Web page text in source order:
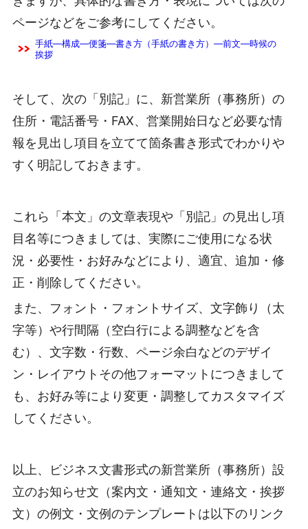
ページなどをご参考にしてください。
手紙―構成―便箋―書き方（手紙の書き方）―前文―時候の
挨拶
そして、次の「別記」に、新営業所（事務所）の
住所・電話番号・FAX、営業開始日など必要な情
報を見出し項目を立てて箇条書き形式でわかりや
すく明記しておきます。
これら「本文」の文章表現や「別記」の見出し項
目名等につきましては、実際にご使用になる状
況・必要性・お好みなどにより、適宜、追加・修
正・削除してください。
また、フォント・フォントサイズ、文字飾り（太
字等）や行間隔（空白行による調整などを含
む）、文字数・行数、ページ余白などのデザイ
ン・レイアウトその他フォーマットにつきまして
も、お好み等により変更・調整してカスタマイズ
してください。
以上、ビジネス文書形式の新営業所（事務所）設
立のお知らせ文（案内文・通知文・連絡文・挨拶
文）の例文・文例のテンプレートは以下のリンク